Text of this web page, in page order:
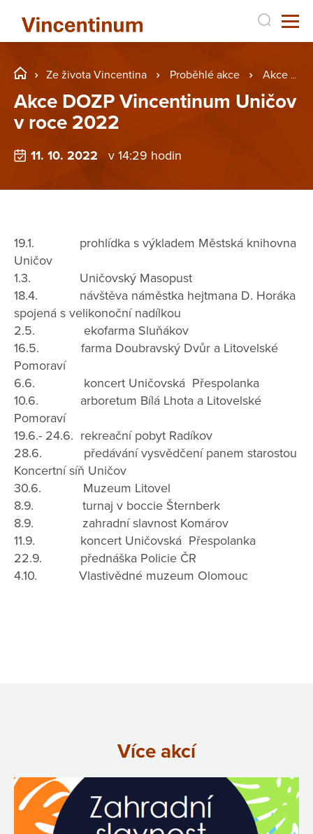
Ze života Vincentina Proběhlé akce Akce DOZP Vincentinum Uničov v roce 2022
Akce DOZP Vincentinum Uničov
v roce 2022
11. 10. 2022 v 14:29 hodin
19.1. prohlídka s výkladem Městská knihovna
Uničov
1.3. Uničovský Masopust
18.4. návštěva náměstka hejtmana D. Horáka
spojená s velikonoční nadílkou
2.5. ekofarma Sluňákov
16.5. farma Doubravský Dvůr a Litovelské
Pomoraví
6.6. koncert Uničovská Přespolanka
10.6. arboretum Bílá Lhota a Litovelské
Pomoraví
19.6.- 24.6. rekreační pobyt Radíkov
28.6. předávání vysvědčení panem starostou
Koncertní síň Uničov
30.6. Muzeum Litovel
8.9. turnaj v boccie Šternberk
8.9. zahradní slavnost Komárov
11.9. koncert Uničovská Přespolanka
22.9. přednáška Policie ČR
4.10. Vlastivědné muzeum Olomouc
Více akcí